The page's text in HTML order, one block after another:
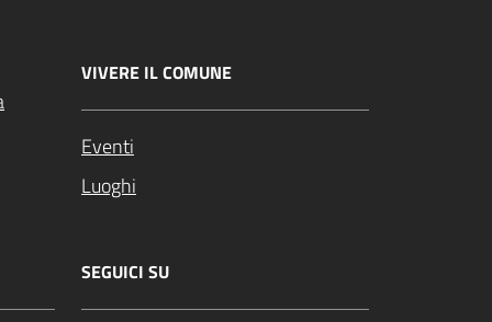
VIVERE IL COMUNE
Eventi
Luoghi
SEGUICI SU